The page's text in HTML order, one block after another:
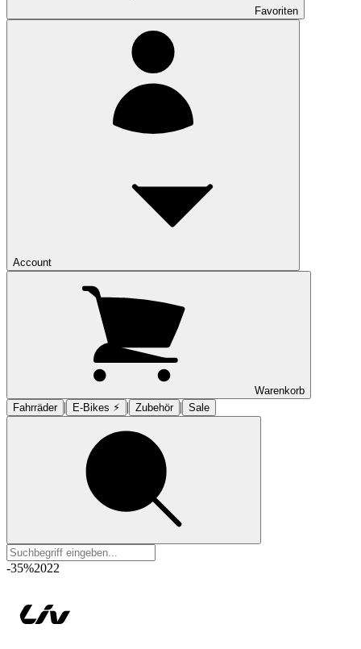
Favoriten
Account
Warenkorb
Fahrräder | E-Bikes ⚡︎ | Zubehör | Sale
-35%2022